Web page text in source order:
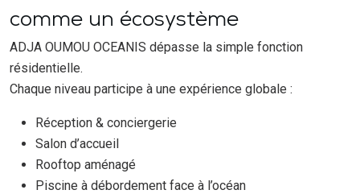
comme un écosystème
ADJA OUMOU OCEANIS dépasse la simple fonction
résidentielle.
Chaque niveau participe à une expérience globale :
Réception & conciergerie
Salon d’accueil
Rooftop aménagé
Piscine à débordement face à l’océan